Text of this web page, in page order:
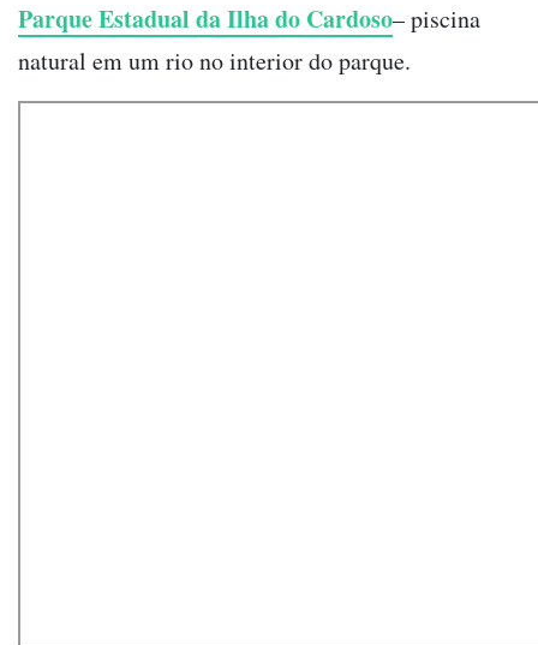
Parque Estadual da Ilha do Cardoso– piscina
natural em um rio no interior do parque.